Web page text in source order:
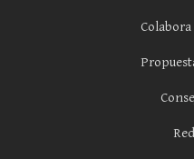
Colabora